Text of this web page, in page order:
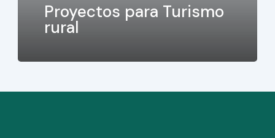
Proyectos para Turismo
rural